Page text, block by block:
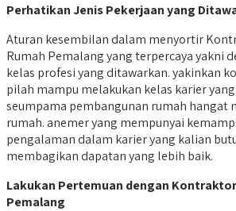
Perhatikan Jenis Pekerjaan yang
Aturan kesembilan dalam menyortir
Rumah Pemalang yang terpercaya yakni
kelas profesi yang ditawarkan. yakinkan
pilah mampu melakukan kelas karier
seumpama pembangunan rumah hangat
rumah. anemer yang mempunyai
pengalaman dalam karier yang kalian
membagikan dapatan yang lebih baik.
Lakukan Pertemuan dengan
Pemalang